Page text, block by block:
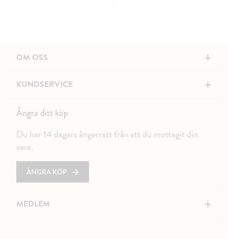
OM OSS +
KUNDSERVICE +
Ångra ditt köp
Du har 14 dagars ångerrätt från att du mottagit din
vara.
ÅNGRA KÖP
MEDLEM +